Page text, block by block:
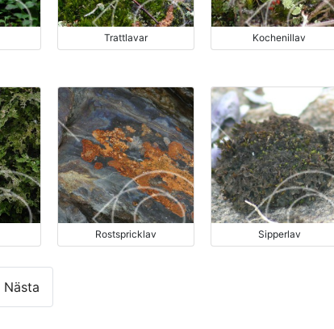
Trattlavar Kochenillav
Rostspricklav Sipperlav
Nästa